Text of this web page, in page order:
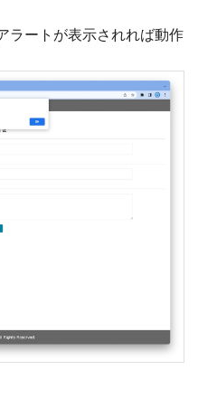
ラートが表示されれば動作